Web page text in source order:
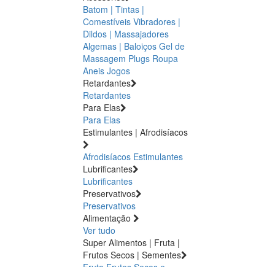
Batom | Tintas |
Comestíveis Vibradores |
Dildos | Massajadores
Algemas | Baloiços Gel de
Massagem Plugs Roupa
Aneis Jogos
Retardantes
Retardantes
Para Elas
Para Elas
Estimulantes | Afrodisíacos
Afrodisíacos Estimulantes
Lubrificantes
Lubrificantes
Preservativos
Preservativos
Alimentação
Ver tudo
Super Alimentos | Fruta |
Frutos Secos | Sementes